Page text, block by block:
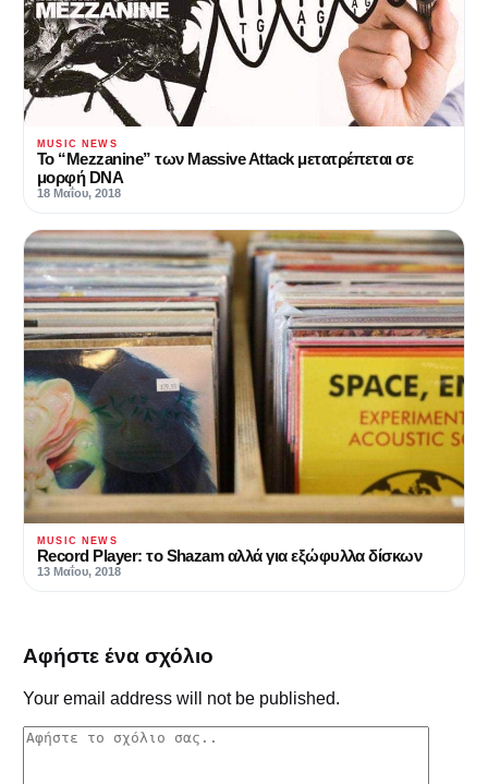
MUSIC NEWS
Το “Mezzanine” των Massive Attack μετατρέπεται σε
μορφή DNA
18 Μαΐου, 2018
MUSIC NEWS
Record Player: το Shazam αλλά για εξώφυλλα δίσκων
13 Μαΐου, 2018
Αφήστε ένα σχόλιο
Your email address will not be published.